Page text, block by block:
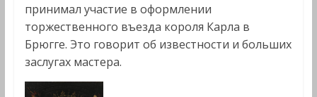
принимал участие в оформлении
торжественного въезда короля Карла в
Брюгге. Это говорит об известности и больших
заслугах мастера.